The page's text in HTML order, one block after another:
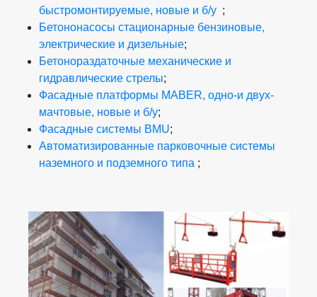
быстромонтируемые, новые и б/у ;
Бетононасосы стационарные бензиновые,
электрические и дизельные;
Бетонораздаточные механические и
гидравлические стрелы;
Фасадные платформы MABER, одно-и двух-
мачтовые, новые и б/у;
Фасадные системы BMU;
Автоматизированные парковочные системы
наземного и подземного типа ;